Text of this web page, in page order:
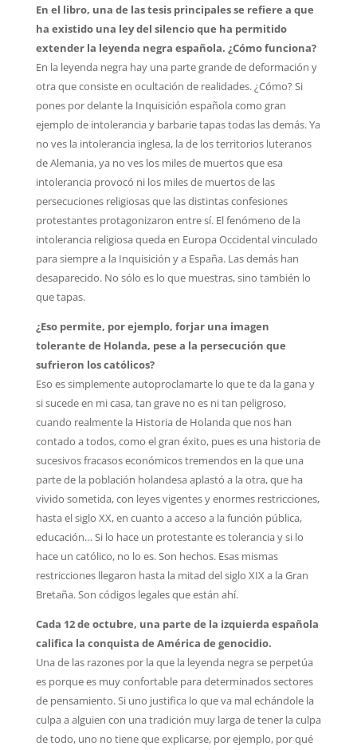
En el libro, una de las tesis principales se refiere a que
ha existido una ley del silencio que ha permitido
extender la leyenda negra española. ¿Cómo funciona?
En la leyenda negra hay una parte grande de deformación y
otra que consiste en ocultación de realidades. ¿Cómo? Si
pones por delante la Inquisición española como gran
ejemplo de intolerancia y barbarie tapas todas las demás. Ya
no ves la intolerancia inglesa, la de los territorios luteranos
de Alemania, ya no ves los miles de muertos que esa
intolerancia provocó ni los miles de muertos de las
persecuciones religiosas que las distintas confesiones
protestantes protagonizaron entre sí. El fenómeno de la
intolerancia religiosa queda en Europa Occidental vinculado
para siempre a la Inquisición y a España. Las demás han
desaparecido. No sólo es lo que muestras, sino también lo
que tapas.
¿Eso permite, por ejemplo, forjar una imagen
tolerante de Holanda, pese a la persecución que
sufrieron los católicos?
Eso es simplemente autoproclamarte lo que te da la gana y
si sucede en mi casa, tan grave no es ni tan peligroso,
cuando realmente la Historia de Holanda que nos han
contado a todos, como el gran éxito, pues es una historia de
sucesivos fracasos económicos tremendos en la que una
parte de la población holandesa aplastó a la otra, que ha
vivido sometida, con leyes vigentes y enormes restricciones,
hasta el siglo XX, en cuanto a acceso a la función pública,
educación… Si lo hace un protestante es tolerancia y si lo
hace un católico, no lo es. Son hechos. Esas mismas
restricciones llegaron hasta la mitad del siglo XIX a la Gran
Bretaña. Son códigos legales que están ahí.
Cada 12 de octubre, una parte de la izquierda española
califica la conquista de América de genocidio.
Una de las razones por la que la leyenda negra se perpetúa
es porque es muy confortable para determinados sectores
de pensamiento. Si uno justifica lo que va mal echándole la
culpa a alguien con una tradición muy larga de tener la culpa
de todo, uno no tiene que explicarse, por ejemplo, por qué